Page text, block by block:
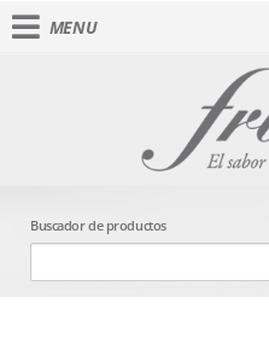
MENU
Buscador de productos